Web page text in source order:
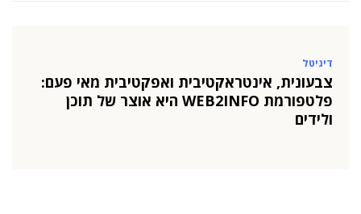
דיגיטל
צבעונית, אינטראקטיבית ואפקטיבית מאי פעם:
פלטפורמת WEB2INFO היא אוצר של תוכן
ולידים